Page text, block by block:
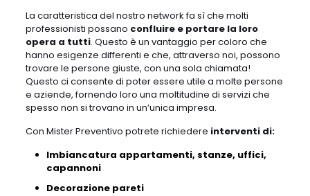
La caratteristica del nostro network fa sì che molti
professionisti possano confluire e portare la loro
opera a tutti. Questo è un vantaggio per coloro che
hanno esigenze differenti e che, attraverso noi, possono
trovare le persone giuste, con una sola chiamata!
Questo ci consente di poter essere utile a molte persone
e aziende, fornendo loro una moltitudine di servizi che
spesso non si trovano in un’unica impresa.
Con Mister Preventivo potrete richiedere interventi di:
Imbiancatura appartamenti, stanze, uffici,
capannoni
Decorazione pareti